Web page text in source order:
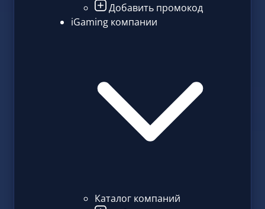
Добавить промокод
iGaming компании
Каталог компаний